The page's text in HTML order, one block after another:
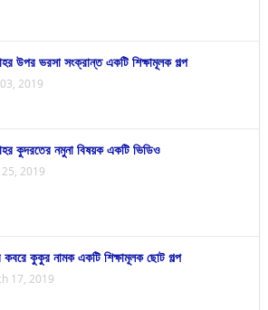
উপর ভরসা সংক্রান্ত একটি শিক্ষামূলক গল্প
2019
কুদরতের নমুনা বিষয়ক একটি ভিডিও
2019
কবরে কুকুর নামক একটি শিক্ষামূলক ছোট গল্প
17, 2019